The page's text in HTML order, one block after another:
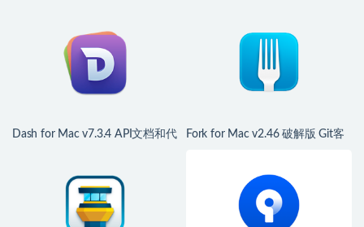
Dash for Mac v7.3.4 API文档和代
Fork for Mac v2.46 破解版 Git客